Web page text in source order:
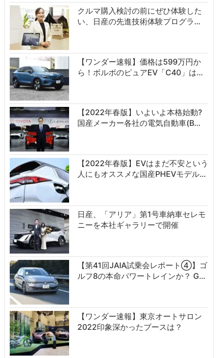
クルマ購入検討の前にぜひ体験した
い、日産の先進技術体験プログラ…
【ワンダー速報】価格は599万円か
ら！ボルボのピュアEV「C40」は…
【2022年春版】いよいよ本格始動?
国産メーカー各社の電気自動車(B…
【2022年春版】EVはまだ不安という
人にもオススメな国産PHEVモデル…
日産、「アリア」第1号車納車セレモ
ニーを本社ギャラリーで開催
【第41回JAIA試乗会レポート④】ゴ
ルフ8の本命パワートレインか？ G…
【ワンダー速報】東京オートサロン
2022印象深かったブースは？